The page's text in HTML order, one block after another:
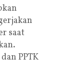
saat
PPTK